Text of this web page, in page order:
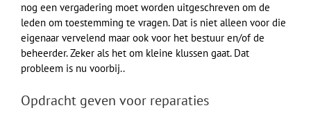
nog een vergadering moet worden uitgeschreven om de
leden om toestemming te vragen. Dat is niet alleen voor die
eigenaar vervelend maar ook voor het bestuur en/of de
beheerder. Zeker als het om kleine klussen gaat. Dat
probleem is nu voorbij..
Opdracht geven voor reparaties